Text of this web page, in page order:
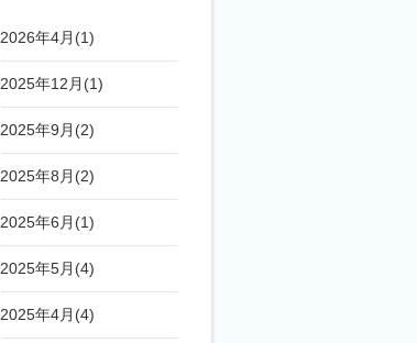
2026年4月(1)
2025年12月(1)
2025年9月(2)
2025年8月(2)
2025年6月(1)
2025年5月(4)
2025年4月(4)